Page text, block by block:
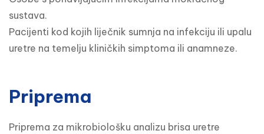
sustava.
Pacijenti kod kojih liječnik sumnja na infekciju ili upalu
uretre na temelju kliničkih simptoma ili anamneze.
Priprema
Priprema za mikrobiološku analizu brisa uretre